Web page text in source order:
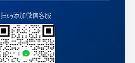
扫码添加微信客服